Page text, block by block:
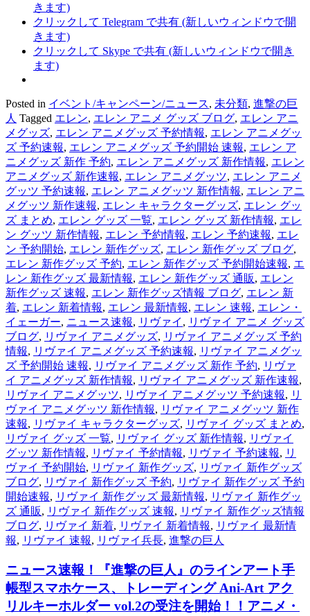
きます)
クリックして Telegram で共有 (新しいウィンドウで開
きます)
クリックして Skype で共有 (新しいウィンドウで開き
ます)
Posted in イベント/キャンペーン/ニュース, 未分類, 進撃の巨
人 Tagged エレン, エレン アニメ グッズ ブログ, エレン アニ
メグッズ, エレン アニメグッズ 予約情報, エレン アニメグッ
ズ 予約速報, エレン アニメグッズ 予約開始 速報, エレン ア
ニメグッズ 新作 予約, エレン アニメグッズ 新作情報, エレン
アニメグッズ 新作速報, エレン アニメグッツ, エレン アニメ
グッツ 予約速報, エレン アニメグッツ 新作情報, エレン アニ
メグッツ 新作速報, エレン キャラクターグッズ, エレン グッ
ズ まとめ, エレン グッズ 一覧, エレン グッズ 新作情報, エレ
ン グッツ 新作情報, エレン 予約情報, エレン 予約速報, エレ
ン 予約開始, エレン 新作グッズ, エレン 新作グッズ ブログ,
エレン 新作グッズ 予約, エレン 新作グッズ 予約開始速報, エ
レン 新作グッズ 最新情報, エレン 新作グッズ 通販, エレン
新作グッズ 速報, エレン 新作グッズ情報 ブログ, エレン 新
着, エレン 新着情報, エレン 最新情報, エレン 速報, エレン・
イェーガー, ニュース速報, リヴァイ , リヴァイ アニメ グッズ
ブログ, リヴァイ アニメグッズ, リヴァイ アニメグッズ 予約
情報, リヴァイ アニメグッズ 予約速報, リヴァイ アニメグッ
ズ 予約開始 速報, リヴァイ アニメグッズ 新作 予約, リヴァ
イ アニメグッズ 新作情報, リヴァイ アニメグッズ 新作速報,
リヴァイ アニメグッツ, リヴァイ アニメグッツ 予約速報, リ
ヴァイ アニメグッツ 新作情報, リヴァイ アニメグッツ 新作
速報, リヴァイ キャラクターグッズ, リヴァイ グッズ まとめ,
リヴァイ グッズ 一覧, リヴァイ グッズ 新作情報, リヴァイ
グッツ 新作情報, リヴァイ 予約情報, リヴァイ 予約速報, リ
ヴァイ 予約開始, リヴァイ 新作グッズ, リヴァイ 新作グッズ
ブログ, リヴァイ 新作グッズ 予約, リヴァイ 新作グッズ 予約
開始速報, リヴァイ 新作グッズ 最新情報, リヴァイ 新作グッ
ズ 通販, リヴァイ 新作グッズ 速報, リヴァイ 新作グッズ情報
ブログ, リヴァイ 新着, リヴァイ 新着情報, リヴァイ 最新情
報, リヴァイ 速報, リヴァイ兵長, 進撃の巨人
ニュース速報！『進撃の巨人』のラインアート手
帳型スマホケース、トレーディング Ani-Art アク
リルキーホルダー vol.2の受注を開始！！アニメ・